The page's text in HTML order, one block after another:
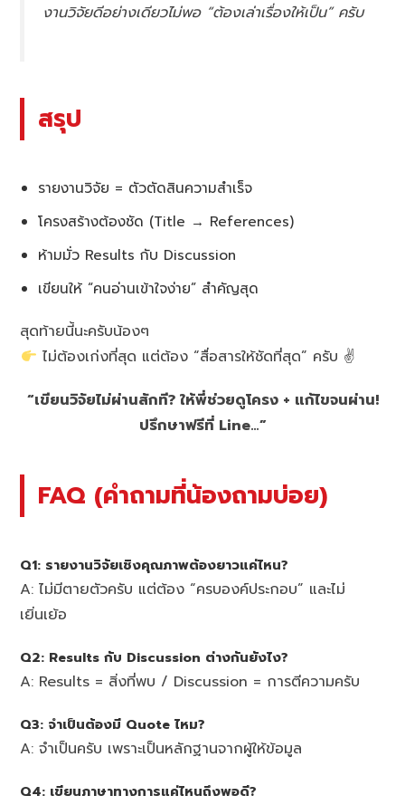
งานวิจัยดีอย่างเดียวไม่พอ “ต้องเล่าเรื่องให้เป็น” ครับ
สรุป
รายงานวิจัย = ตัวตัดสินความสำเร็จ
โครงสร้างต้องชัด (Title → References)
ห้ามมั่ว Results กับ Discussion
เขียนให้ “คนอ่านเข้าใจง่าย” สำคัญสุด
สุดท้ายนี้นะครับน้องๆ
ไม่ต้องเก่งที่สุด แต่ต้อง “สื่อสารให้ชัดที่สุด” ครับ ✌
“เขียนวิจัยไม่ผ่านสักที? ให้พี่ช่วยดูโครง + แก้ไขจนผ่าน!
ปรึกษาฟรีที่ Line…”
FAQ (คำถามที่น้องถามบ่อย)
Q1: รายงานวิจัยเชิงคุณภาพต้องยาวแค่ไหน?
A: ไม่มีตายตัวครับ แต่ต้อง “ครบองค์ประกอบ” และไม่
เยิ่นเย้อ
Q2: Results กับ Discussion ต่างกันยังไง?
A: Results = สิ่งที่พบ / Discussion = การตีความครับ
Q3: จำเป็นต้องมี Quote ไหม?
A: จำเป็นครับ เพราะเป็นหลักฐานจากผู้ให้ข้อมูล
Q4: เขียนภาษาทางการแค่ไหนถึงพอดี?